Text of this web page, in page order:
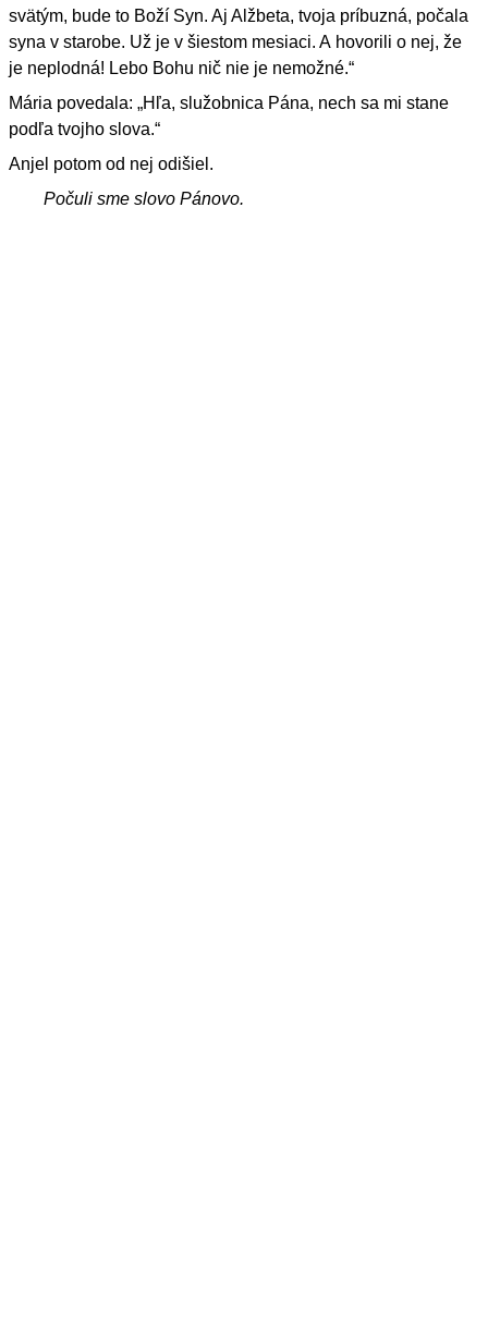
svätým, bude to Boží Syn. Aj Alžbeta, tvoja príbuzná, počala
syna v starobe. Už je v šiestom mesiaci. A hovorili o nej, že
je neplodná! Lebo Bohu nič nie je nemožné.“
Mária povedala: „Hľa, služobnica Pána, nech sa mi stane
podľa tvojho slova.“
Anjel potom od nej odišiel.
Počuli sme slovo Pánovo.